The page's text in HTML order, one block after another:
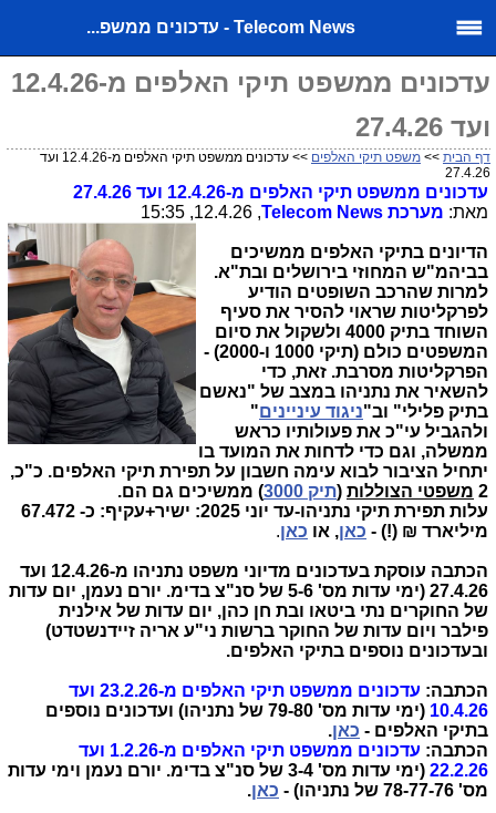
Telecom News - עדכונים ממשפ...
עדכונים ממשפט תיקי האלפים מ-12.4.26
ועד 27.4.26
דף הבית >> משפט תיקי האלפים
>> עדכונים ממשפט תיקי האלפים מ-12.4.26 ועד
27.4.26
עדכונים ממשפט תיקי האלפים מ-12.4.26 ועד 27.4.26
מאת: מערכת Telecom News
, 12.4.26, 15:35
הדיונים בתיקי האלפים ממשיכים
בביהמ"ש המחוזי בירושלים ובת"א.
למרות שהרכב השופטים הודיע
לפרקליטות שראוי להסיר את סעיף
השוחד בתיק 4000 ולשקול את סיום
המשפטים כולם (תיקי 1000 ו-2000) -
הפרקליטות מסרבת. זאת, כדי
להשאיר את נתניהו במצב של "נאשם
בתיק פלילי" וב"ניגוד עיניינים"
ולהגביל עי"כ את פעולותיו כראש
ממשלה, וגם כדי לדחות את המועד בו
יתחיל הציבור לבוא עימה חשבון על תפירת תיקי האלפים. כ"כ,
2 משפטי הצוללות (תיק 3000
) ממשיכים גם הם.
עלות תפירת תיקי נתניהו-עד יוני 2025: ישיר+עקיף: כ- 67.472
מיליארד ₪ (!) - כאן, או כאן.
הכתבה עוסקת בעדכונים מדיוני משפט נתניהו מ-12.4.26 ועד
27.4.26 (ימי עדות מס' 5-6 של סנ"צ בדימ. יורם נעמן, יום עדות
של החוקרים נתי ביטאו ובת חן כהן, יום עדות של אילנית
פילבר ויום עדות של החוקר ברשות ני"ע אריה זיידנשטדט)
ובעדכונים נוספים בתיקי האלפים.
הכתבה:
עדכונים ממשפט תיקי האלפים מ-23.2.26 ועד
10.4.26
(ימי עדות מס' 79-80 של נתניהו) ועדכונים נוספים
בתיקי האלפים - כאן.
הכתבה:
עדכונים ממשפט תיקי האלפים מ-1.2.26 ועד
22.2.26
(ימי עדות מס' 3-4 של סנ"צ בדימ. יורם נעמן וימי עדות
מס' 78-77-76 של נתניהו)
- כאן.